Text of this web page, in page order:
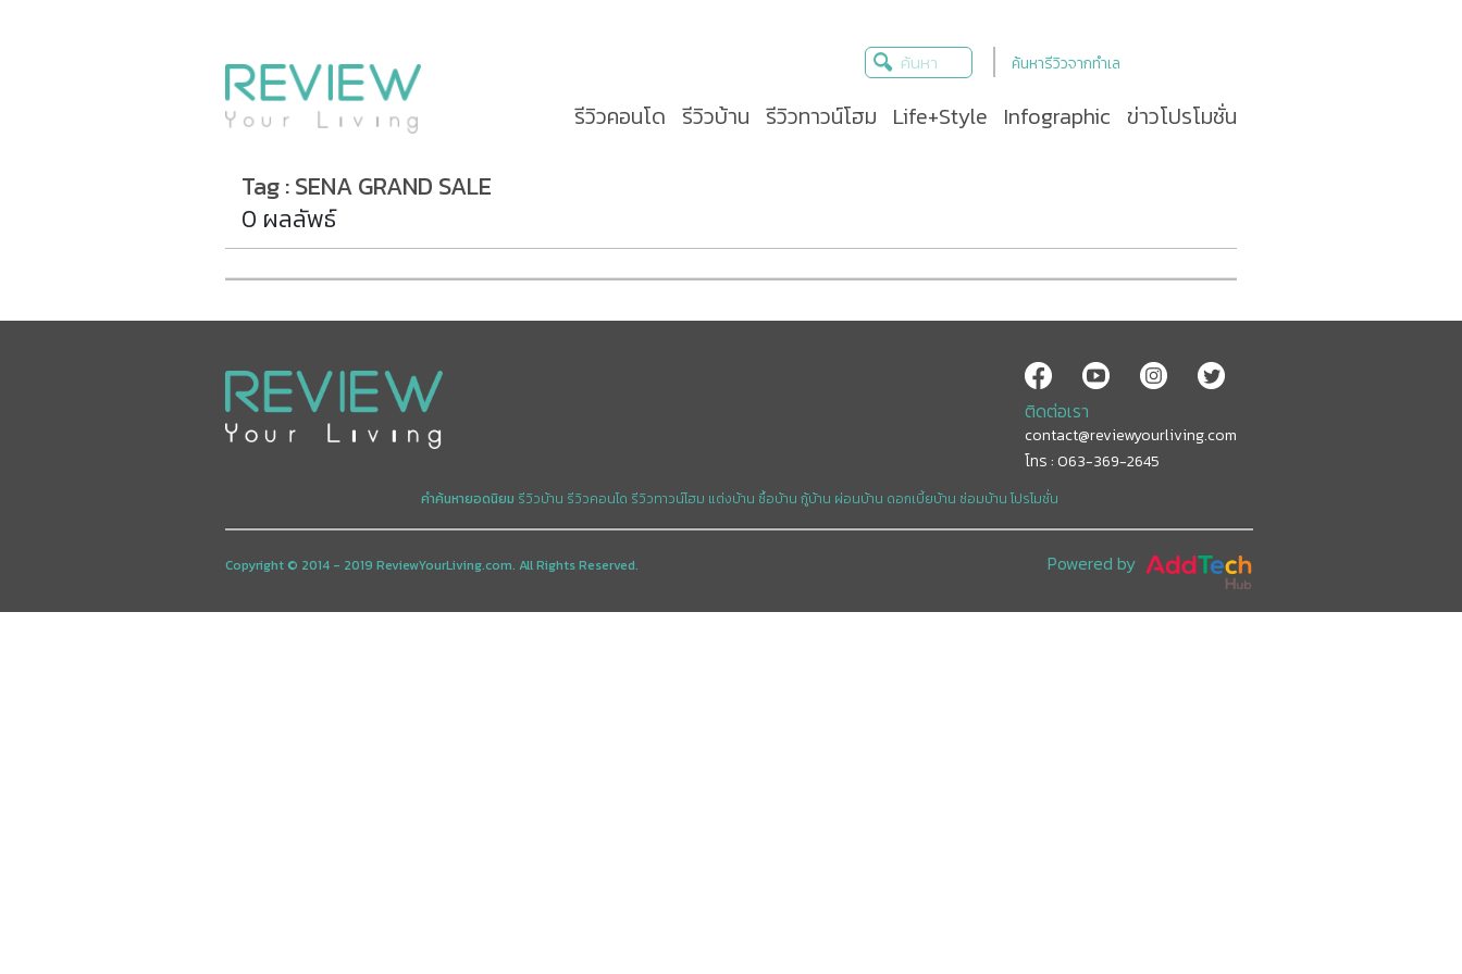
ค้นหารีวิวจากทำเล
รีวิวคอนโด รีวิวบ้าน รีวิวทาวน์โฮม Life+Style Infographic ข่าวโปรโมชั่น
Tag : SENA GRAND SALE
0 ผลลัพธ์
ติดต่อเรา
contact@reviewyourliving.com
โทร : 063-369-2645
คำค้นหายอดนิยม รีวิวบ้าน รีวิวคอนโด รีวิวทาวน์โฮม แต่งบ้าน ซื้อบ้าน กู้บ้าน ผ่อนบ้าน ดอกเบี้ยบ้าน ซ่อมบ้านโปรโมชั่น
Copyright © 2014 - 2019 ReviewYourLiving.com. All Rights Reserved. Powered by